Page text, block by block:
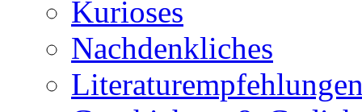
Kurioses
Nachdenkliches